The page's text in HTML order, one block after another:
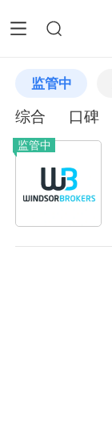
监管中
综合 口碑
监管中